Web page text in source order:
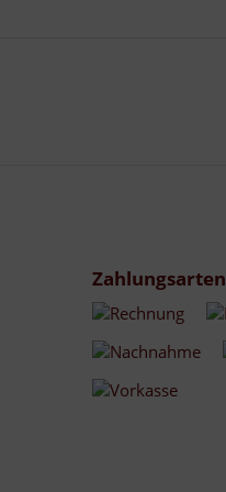
Zahlungsarten